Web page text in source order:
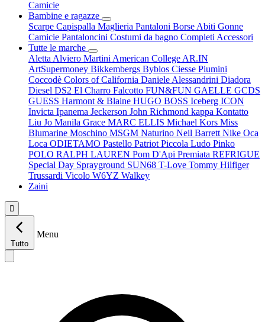
Camicie
Bambine e ragazze
Scarpe Capispalla Maglieria Pantaloni Borse Abiti Gonne
Camicie Pantaloncini Costumi da bagno Completi Accessori
Tutte le marche
Aletta Alviero Martini American College AR.IN
ArtSupermoney Bikkembergs Byblos Ciesse Piumini
Coccodè Colors of California Daniele Alessandrini Diadora
Diesel DS2 El Charro Falcotto FUN&FUN GAELLE GCDS
GUESS Harmont & Blaine HUGO BOSS Iceberg ICON
Invicta Ipanema Jeckerson John Richmond kappa Kontatto
Liu Jo Manila Grace MARC ELLIS Michael Kors Miss
Blumarine Moschino MSGM Naturino Neil Barrett Nike Oca
Loca ODIETAMO Pastello Patriot Piccola Ludo Pinko
POLO RALPH LAUREN Pom D'Api Premiata REFRIGUE
Special Day Sprayground SUN68 T-Love Tommy Hilfiger
Trussardi Vicolo W6YZ Walkey
Zaini

Tutto
Menu